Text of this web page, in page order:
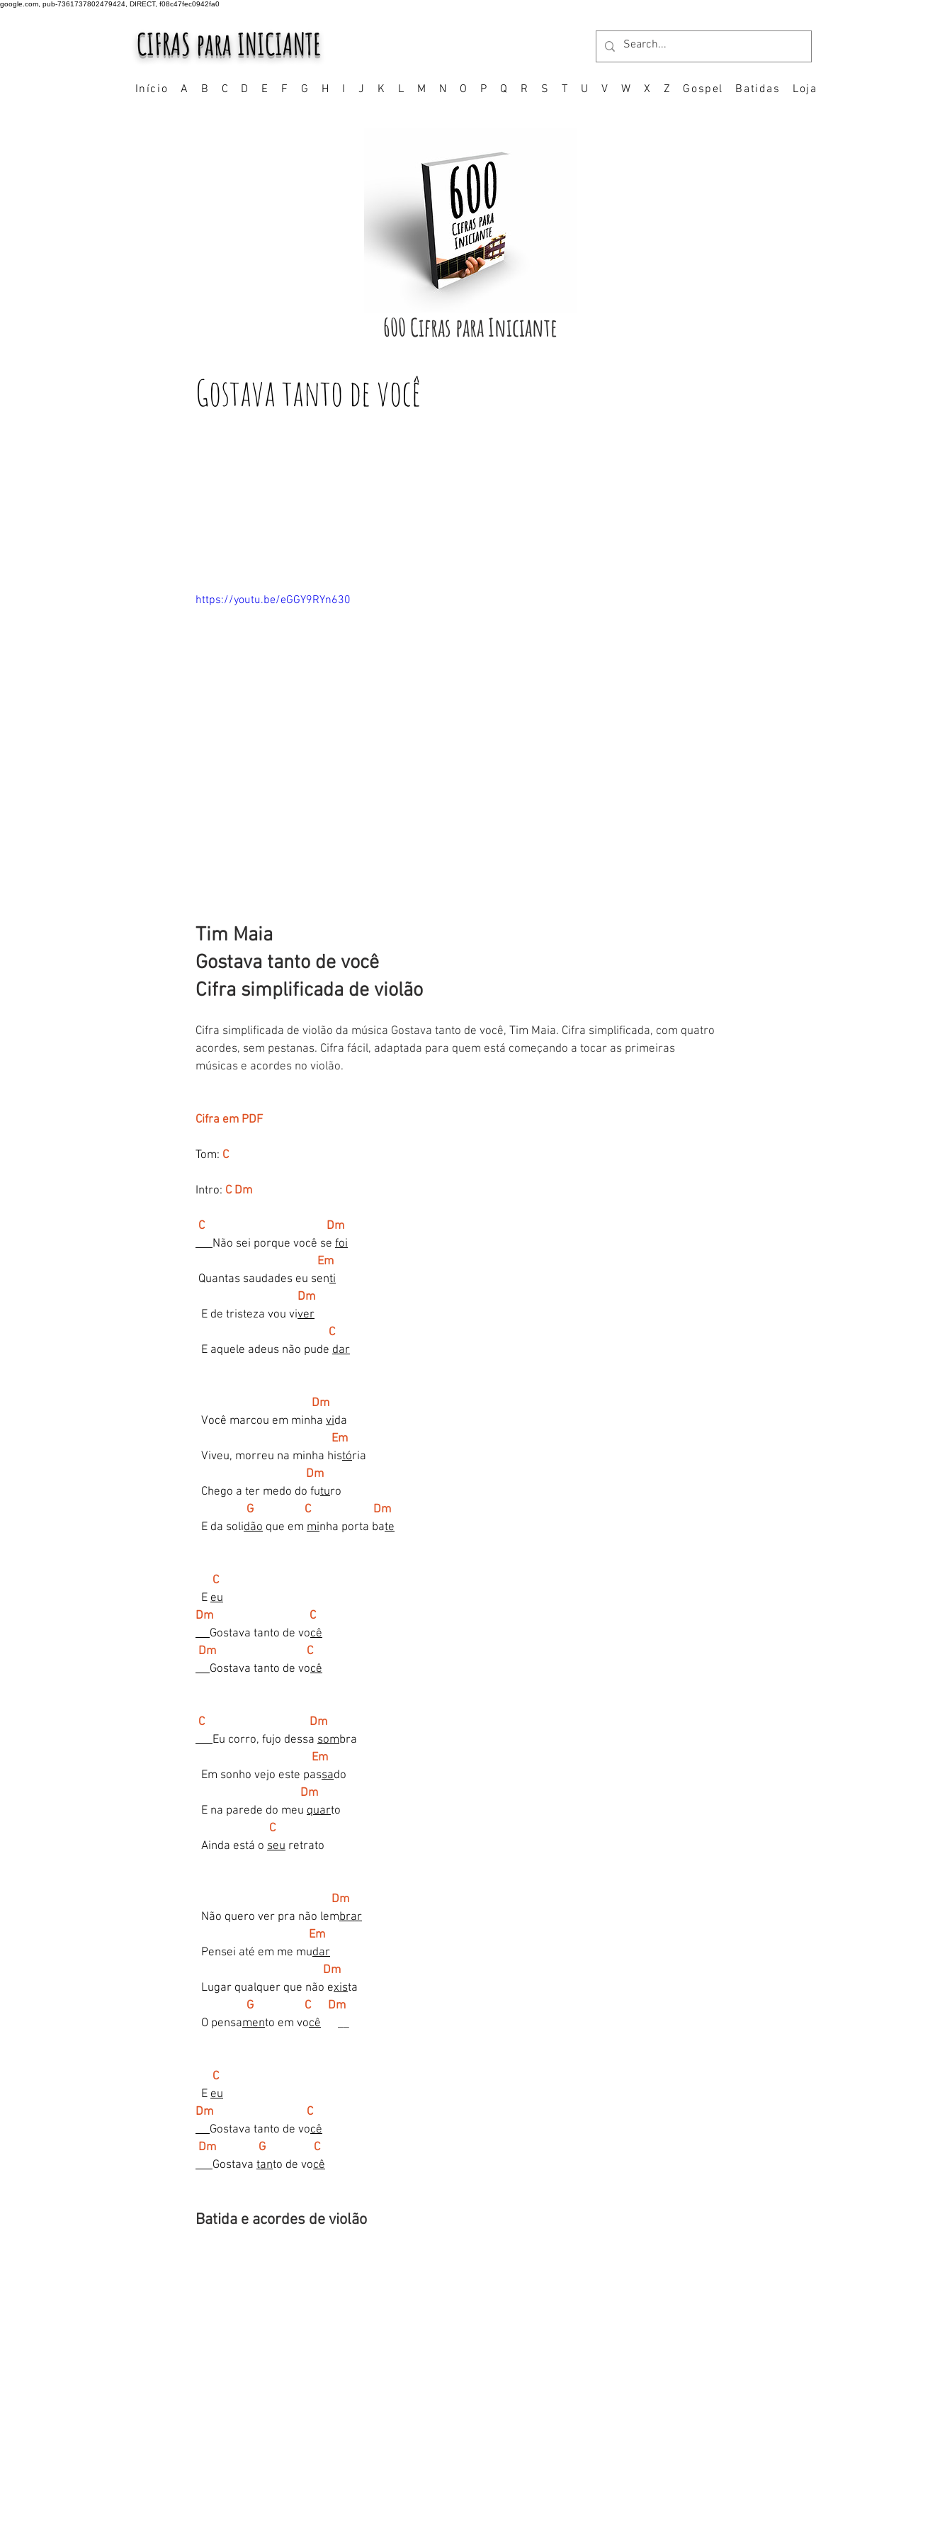
google.com, pub-7361737802479424, DIRECT, f08c47fec0942fa0
CIFRAS para INICIANTE
Início A B C D E F G H I J K L M N O P Q R S T U V W X Z Gospel Batidas Loja
600 Cifras para Iniciante
Gostava tanto de você
https://youtu.be/eGGY9RYn630
Tim Maia
Gostava tanto de você
Cifra simplificada de violão
Cifra simplificada de violão da música Gostava tanto de você, Tim Maia. Cifra simplificada, com quatro
acordes, sem pestanas. Cifra fácil, adaptada para quem está começando a tocar as primeiras
músicas e acordes no violão.
Cifra em PDF
Tom: C
Intro: C Dm
C                                           Dm
Não sei porque você se foi
Em
Quantas saudades eu senti
Dm
  E de tristeza vou vi
ver
C
  E aquele adeus não pude
dar
Dm
  Você marcou em minha
vida
Em
  Viveu, morreu na minha his
tória
  Dm
  Chego a ter medo do fu
turo
G                  C                      Dm
  E da soli
dão que em minha porta bate
C
  E
eu
Dm                                  C
Gostava tanto de você
Dm                                C
Gostava tanto de você
C                                     Dm
Eu corro, fujo dessa sombra
Em
  Em sonho vejo este pas
sado
Dm
  E na parede do meu
quarto
C
  Ainda está o
seu retrato
                                               Dm
  Não quero ver pra não lem
brar
Em
  Pensei até em me mu
dar
  Dm
  Lugar qualquer que não e
xista
G                  C      Dm
  O pensa
mento em você
      __
C
  E
eu
Dm                                 C
Gostava tanto de você
Dm               G                 C
Gostava tanto de você
Batida e acordes de violão